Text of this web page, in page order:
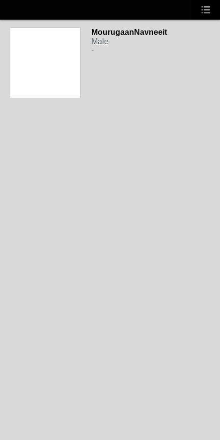
MourugaanNavneeit
Male
-